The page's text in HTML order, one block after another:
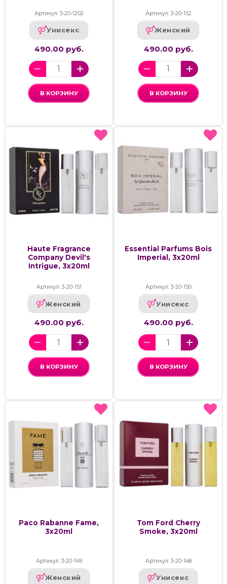
Артикул: 3-20-1202
Унисекс
490.00 руб.
В КОРЗИНУ
Артикул: 3-20-152
Женский
490.00 руб.
В КОРЗИНУ
Haute Fragrance
Company Devil's
Intrigue, 3х20ml
Артикул: 3-20-151
Женский
490.00 руб.
В КОРЗИНУ
Essential Parfums Bois
Imperial, 3х20ml
Артикул: 3-20-150
Унисекс
490.00 руб.
В КОРЗИНУ
Paco Rabanne Fame,
3x20ml
Артикул: 3-20-149
Женский
Tom Ford Cherry
Smoke, 3х20ml
Артикул: 3-20-148
Унисекс